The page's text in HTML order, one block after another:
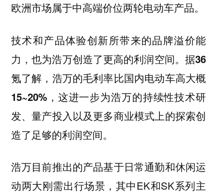
欧洲市场属于中高端价位两轮电动车产品。
技术和产品体验创新所带来的品牌溢价能
力，也为浩万创造了更高的利润空间。据36
氪了解，浩万的毛利率比国内电动车高大概
15~20%，这进一步为浩万的持续性技术研
发、量产投入以及更多商业模式上的探索创
造了足够的利润空间。
浩万目前推出的产品基于日常通勤和休闲运
动两大刚需出行场景，其中EK和SK系列主